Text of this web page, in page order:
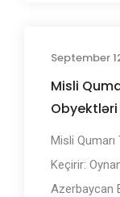
September
Misli
Misli
Keçirir:
Аzеrbаyсаn